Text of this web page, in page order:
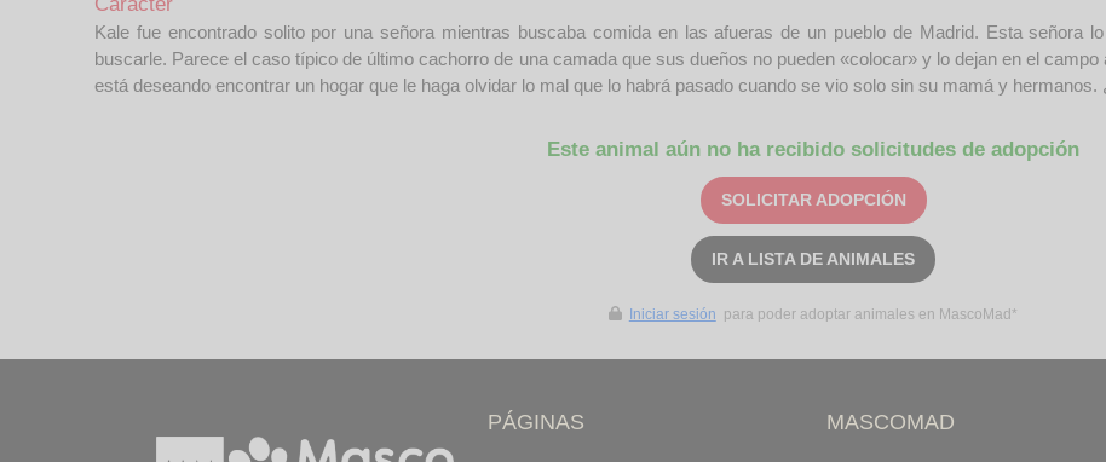
Kale fue encontrado solito por una señora mientras buscaba comida en las afueras de un pueblo de Madrid. Esta señora
buscarle. Parece el caso típico de último cachorro de una camada que sus dueños no pueden «colocar» y lo dejan en el
está deseando encontrar un hogar que le haga olvidar lo mal que lo habrá pasado cuando se vio solo sin su mamá y
Este animal aún no ha recibido solicitudes de adopción
SOLICITAR ADOPCIÓN
IR A LISTA DE ANIMALES
Iniciar sesión para poder adoptar animales en MascoMad*
PÁGINAS MASCOMAD